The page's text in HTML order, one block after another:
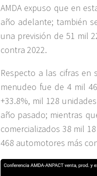
AMDA expuso que en
año adelante; también
una previsión de 51 mil
contra 2022.
Respecto a las cifras
menudeo fue de 4 mil
+33.8%, mil 128
año pasado; mientras
comercializados 38 mil
468 automotores más